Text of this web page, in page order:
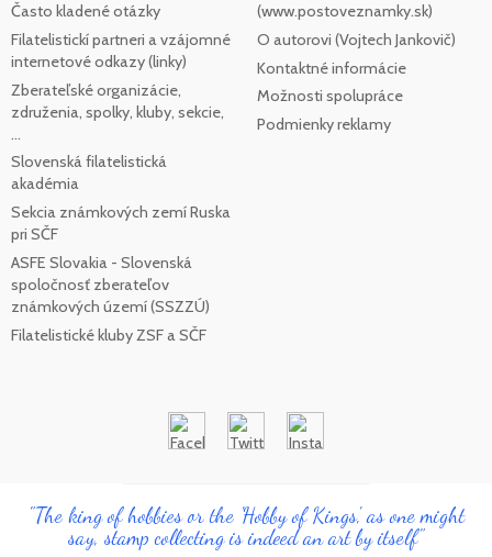
Často kladené otázky
Filatelistickí partneri a vzájomné
internetové odkazy (linky)
Zberateľské organizácie,
združenia, spolky, kluby, sekcie,
Slovenská filatelistická
akadémia
Sekcia známkových zemí Ruska
pri SČF
ASFE Slovakia - Slovenská
spoločnosť zberateľov
známkových území (SSZZÚ)
Filatelistické kluby ZSF a SČF
(www.postoveznamky.sk)
O autorovi (Vojtech Jankovič)
Kontaktné informácie
Možnosti spolupráce
Podmienky reklamy
"The king of hobbies or the 'Hobby of Kings', as one might
say, stamp collecting is indeed an art by itself"